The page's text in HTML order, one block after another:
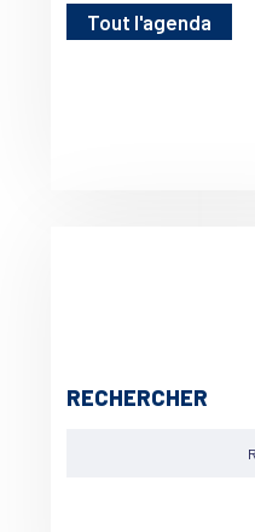
Tout l'agenda
RECHERCHER